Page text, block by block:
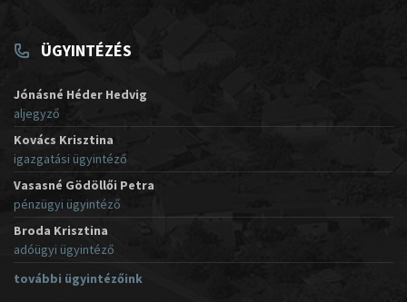
ÜGYINTÉZÉS
Jónásné Héder Hedvig
aljegyző
Kovács Krisztina
igazgatási ügyintéző
Vasasné Gödöllői Petra
pénzügyi ügyintéző
Broda Krisztina
adóügyi ügyintéző
további ügyintézőink